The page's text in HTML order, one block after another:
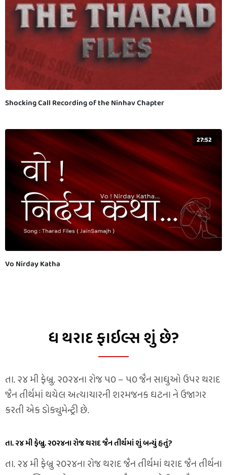
Shocking Call Recording of the Ninhav Chapter
27:52
Vo Nirday Katha
ધ થરાદ ફાઇલ્સ શું છે?
તા. ૨૪ મી ફેબ્રુ. ૨૦૨૪ના રોજ ૫૦ – ૫૦ જૈન સાધુઓ ઉપર થરાદ
જૈન તીર્થમાં થયેલ અત્યાચારની શરમજનક ઘટના ને ઉજાગર
કરતી એક ડોક્યુમેન્ટ્રી છે.
તા. ૨૪ મી ફેબ્રુ. ૨૦૨૪ના રોજ થરાદ જૈન તીર્થમાં શું બન્યું હતું?
તા. ૨૪ મી ફેબ્રુ ૨૦૨૪ના રોજ થરાદ જૈન તીર્થમાં થરાદ જૈન તીર્થના